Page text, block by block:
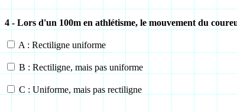
4 - Lors d'un 100m en athlétisme, le mouvement du
A : Rectiligne uniforme
B : Rectiligne, mais pas uniforme
C : Uniforme, mais pas rectiligne